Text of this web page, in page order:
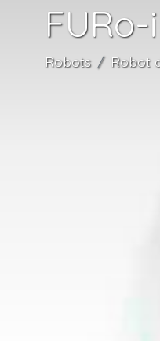
FURo-i
Robots Robot